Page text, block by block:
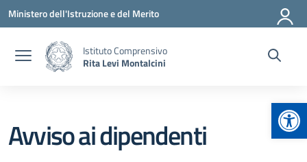
Vai ai contenuti
Vai al menu di navigazione
Vai al footer
Ministero dell'Istruzione e del Merito
Istituto Comprensivo
Rita Levi Montalcini
Avviso ai dipendenti